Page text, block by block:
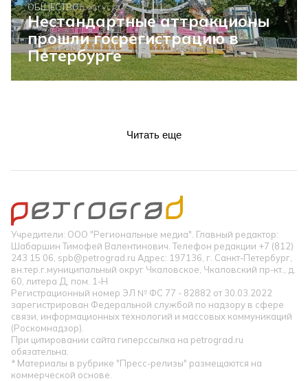
ОБЩЕСТВО6 августа
Нестандартные аттракционы
прошли госрегистрацию в
Петербурге
Читать еще
Учредители: ООО "Региональные медиа". Главный редактор:
Шабаршин Тимофей Валентинович. Телефон редакции +7 (812)
243 15 06, spb@petrograd.ru Адрес: 197136, г. Санкт-Петербург,
вн.тер.г.муниципальный округ Чкаловское, Чкаловский пр-кт., д.
60, литера Д, пом. 1-Н
Регистрационный номер ЭЛ № ФС 77 - 82882 от 30.03.2022
зарегистрирован Федеральной службой по надзору в сфере
связи, информационных технологий и массовых коммуникаций
(Роскомнадзор).
При цитировании сайта гиперссылка на petrograd.ru
обязательна.
* Материалы в рубрике "Пресс-релизы" размещаются на
коммерческой основе.